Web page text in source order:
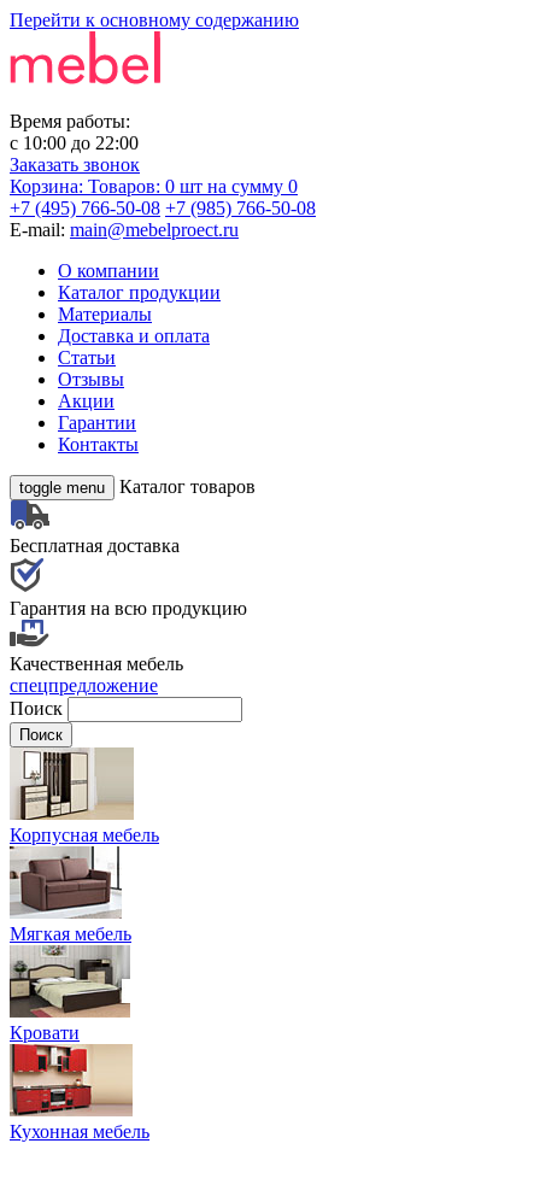
Перейти к основному содержанию
Время работы:
с 10:00 до 22:00
Заказать звонок
Корзина: Товаров: 0 шт на сумму 0
+7 (495) 766-50-08 +7 (985) 766-50-08
E-mail: main@mebelproect.ru
О компании
Каталог продукции
Материалы
Доставка и оплата
Статьи
Отзывы
Акции
Гарантии
Контакты
toggle menu Каталог товаров
Бесплатная доставка
Гарантия на всю продукцию
Качественная мебель
спецпредложение
Поиск
Корпусная мебель
Мягкая мебель
Кровати
Кухонная мебель